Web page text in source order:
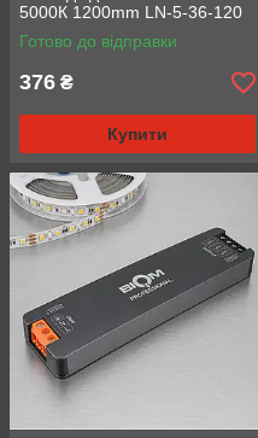
5000К 1200mm LN-5-36-120
Готово до відправки
376 ₴
Купити